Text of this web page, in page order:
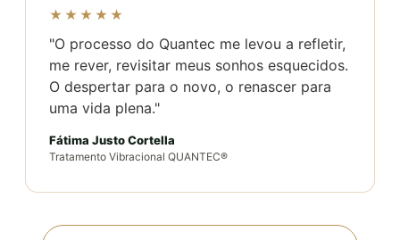
★★★★★
"O processo do Quantec me levou a refletir,
me rever, revisitar meus sonhos esquecidos.
O despertar para o novo, o renascer para
uma vida plena."
Fátima Justo Cortella
Tratamento Vibracional QUANTEC®